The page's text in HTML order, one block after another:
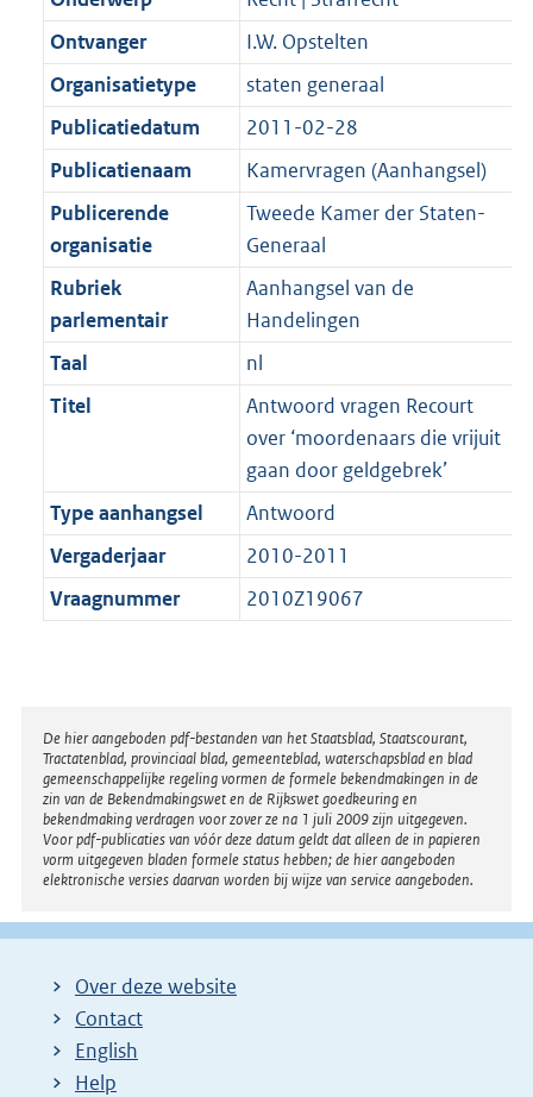
t
a
t
a
a
t
K
b
2
K
b
Ontvanger
I.W. Opstelten
Organisatietype
staten generaal
Publicatiedatum
2011-02-28
Publicatienaam
Kamervragen (Aanhangsel)
Publicerende
organisatie
Tweede Kamer der Staten-
Generaal
Rubriek
parlementair
Aanhangsel van de
Handelingen
Taal
nl
Titel
Antwoord vragen Recourt
over ‘moordenaars die vrijuit
gaan door geldgebrek’
Type aanhangsel
Antwoord
Vergaderjaar
2010-2011
Vraagnummer
2010Z19067
Disclaimer
De hier aangeboden pdf-bestanden van het Staatsblad, Staatscourant,
Tractatenblad, provinciaal blad, gemeenteblad, waterschapsblad en blad
gemeenschappelijke regeling vormen de formele bekendmakingen in de
zin van de Bekendmakingswet en de Rijkswet goedkeuring en
bekendmaking verdragen voor zover ze na 1 juli 2009 zijn uitgegeven.
Voor pdf-publicaties van vóór deze datum geldt dat alleen de in papieren
vorm uitgegeven bladen formele status hebben; de hier aangeboden
elektronische versies daarvan worden bij wijze van service aangeboden.
Over deze website
Contact
English
Help